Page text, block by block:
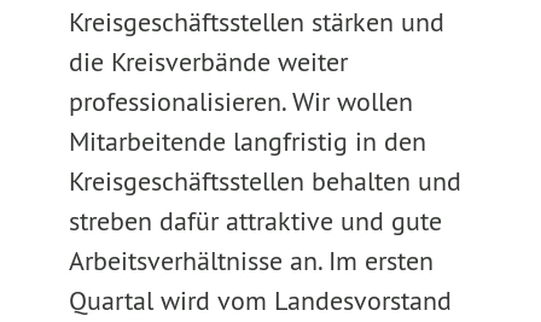
Kreisgeschäftsstellen stärken und
die Kreisverbände weiter
professionalisieren. Wir wollen
Mitarbeitende langfristig in den
Kreisgeschäftsstellen behalten und
streben dafür attraktive und gute
Arbeitsverhältnisse an. Im ersten
Quartal wird vom Landesvorstand